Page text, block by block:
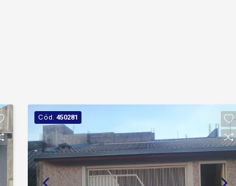
Cód. 450281